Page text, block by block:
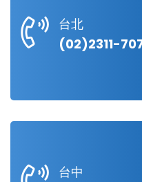
台北
(02)2311-
台中